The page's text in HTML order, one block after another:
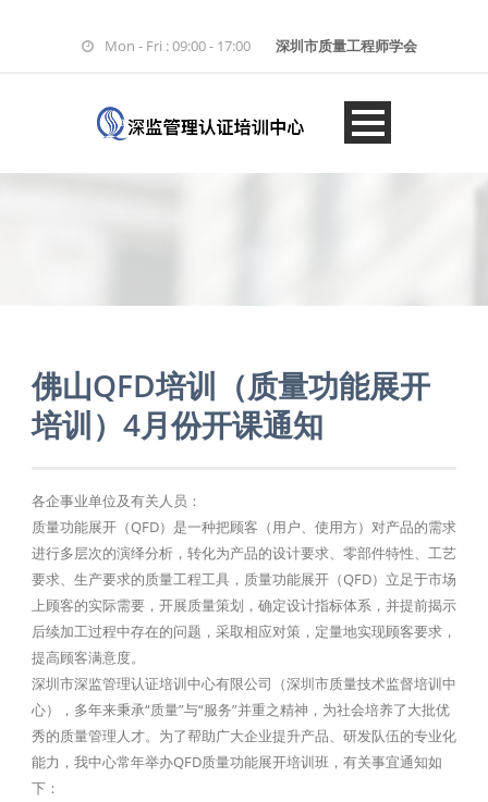
Mon - Fri : 09:00 - 17:00 深圳市质量工程师学会
佛山QFD培训（质量功能展开
培训）4月份开课通知
各企事业单位及有关人员：
质量功能展开（QFD）是一种把顾客（用户、使用方）对产品的需求
进行多层次的演绎分析，转化为产品的设计要求、零部件特性、工艺
要求、生产要求的质量工程工具，质量功能展开（QFD）立足于市场
上顾客的实际需要，开展质量策划，确定设计指标体系，并提前揭示
后续加工过程中存在的问题，采取相应对策，定量地实现顾客要求，
提高顾客满意度。
深圳市深监管理认证培训中心有限公司（深圳市质量技术监督培训中
心），多年来秉承“质量”与“服务”并重之精神，为社会培养了大批优
秀的质量管理人才。为了帮助广大企业提升产品、研发队伍的专业化
能力，我中心常年举办QFD质量功能展开培训班，有关事宜通知如
下：